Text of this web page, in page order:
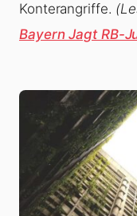
Konterangriffe.
Bayern Jagt RB-